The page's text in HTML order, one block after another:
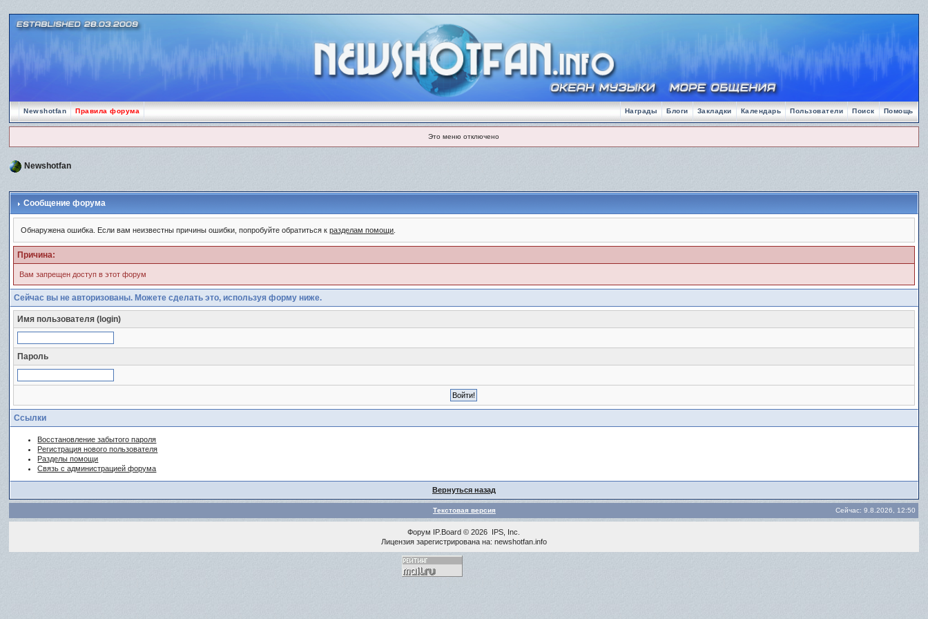
Newshotfan Правила форума Помощь
Поиск
Пользователи
Календарь
Закладки
Блоги
Награды
Это меню отключено
Newshotfan
Сообщение форума
Обнаружена ошибка. Если вам неизвестны причины ошибки, попробуйте обратиться кразделам помощи
Причина:
Вам запрещен доступ в этот форум
Сейчас вы не авторизованы. Можете сделать это, используя форму ниже.
Имя пользователя (login)
Пароль
Ссылки
Восстановление забытого пароля
Регистрация нового пользователя
Разделы помощи
Связь с администрацией форума
Вернуться назад
Текстовая версия Сейчас: 9.8.2026, 12:50
Форум IP.Board © 2026 IPS, Inc
Лицензия зарегистрирована на: newshotfan.info